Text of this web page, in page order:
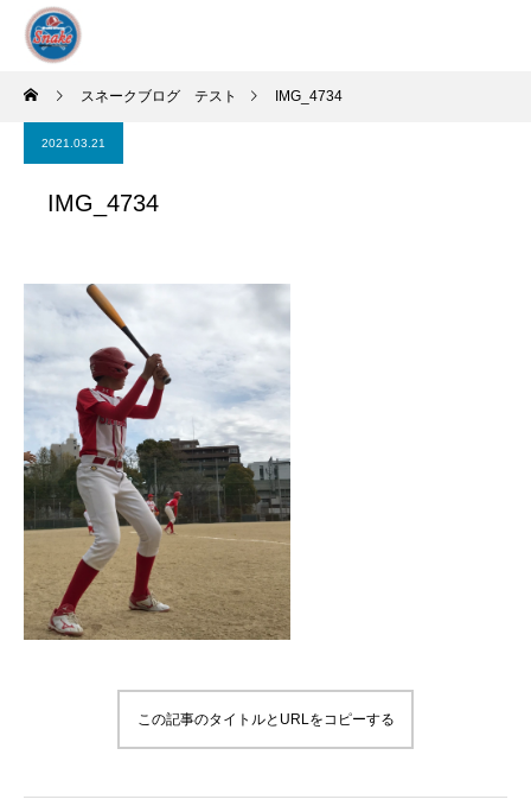
スネークブログ テスト IMG_4734
2021.03.21
IMG_4734
この記事のタイトルとURLをコピーする